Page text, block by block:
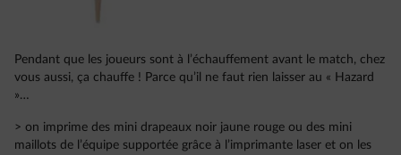
Pendant que les joueurs sont à l’échauffement avant le match, chez
vous aussi, ça chauffe ! Parce qu’il ne faut rien laisser au « Hazard
»…
> on imprime des mini drapeaux noir jaune rouge ou des mini
maillots de l’équipe supportée grâce à l’imprimante laser et on les